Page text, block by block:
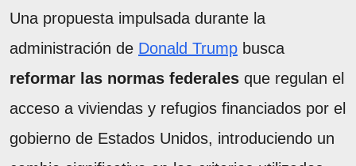
Una propuesta impulsada durante la
administración de Donald Trump busca
reformar las normas federales que regulan el
acceso a viviendas y refugios financiados por el
gobierno de Estados Unidos, introduciendo un